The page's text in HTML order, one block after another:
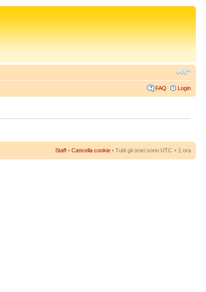
FAQ Login
Staff • Cancella cookie • Tutti gli orari sono UTC + 1 ora